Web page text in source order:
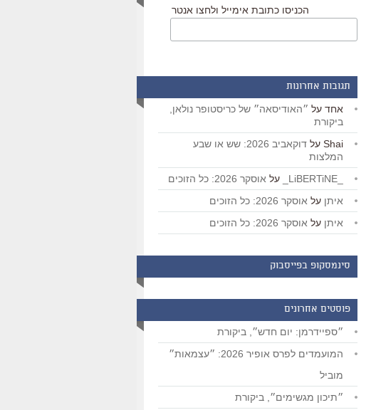
הכניסו כתובת אימייל ולחצו אנטר
תגובות אחרונות
אחד על ״האודיסאה״ של כריסטופר נולאן,
ביקורת
Shai על
דוקאביב 2026: שש או שבע
המלצות
על אוסקר 2026: כל הזוכים
איתן על אוסקר 2026: כל הזוכים
איתן על אוסקר 2026: כל הזוכים
סינמסקופ בפייסבוק
פוסטים אחרונים
״ספיידרמן: יום חדש״, ביקורת
המועמדים לפרס אופיר 2026: ״עצמאות״
מוביל
״תיכון מגשימים״, ביקורת